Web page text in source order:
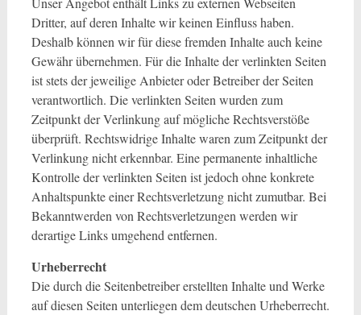
Dritter, auf deren Inhalte wir keinen Einfluss haben.
Deshalb können wir für diese fremden Inhalte auch keine
Gewähr übernehmen. Für die Inhalte der verlinkten Seiten
ist stets der jeweilige Anbieter oder Betreiber der Seiten
verantwortlich. Die verlinkten Seiten wurden zum
Zeitpunkt der Verlinkung auf mögliche Rechtsverstöße
überprüft. Rechtswidrige Inhalte waren zum Zeitpunkt der
Verlinkung nicht erkennbar. Eine permanente inhaltliche
Kontrolle der verlinkten Seiten ist jedoch ohne konkrete
Anhaltspunkte einer Rechtsverletzung nicht zumutbar. Bei
Bekanntwerden von Rechtsverletzungen werden wir
derartige Links umgehend entfernen.
Urheberrecht
Die durch die Seitenbetreiber erstellten Inhalte und Werke
auf diesen Seiten unterliegen dem deutschen Urheberrecht.